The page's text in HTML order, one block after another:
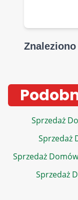
Znaleziono
Sprzedaż
Sprzedaż
Sprzedaż
Sprzedaż